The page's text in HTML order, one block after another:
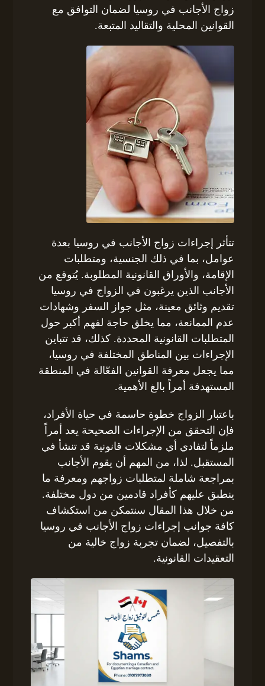
زواج الأجانب في روسيا لضمان التوافق مع
القوانين المحلية والتقاليد المتبعة.
تتأثر إجراءات زواج الأجانب في روسيا بعدة
عوامل، بما في ذلك الجنسية، ومتطلبات
الإقامة، والأوراق القانونية المطلوبة. يُتوقع من
الأجانب الذين يرغبون في الزواج في روسيا
تقديم وثائق معينة، مثل جواز السفر وشهادات
عدم الممانعة، مما يخلق حاجة لفهم أكبر حول
المتطلبات القانونية المحددة. كذلك، قد تتباين
الإجراءات بين المناطق المختلفة في روسيا،
مما يجعل معرفة القوانين الفعّالة في المنطقة
المستهدفة أمراً بالغ الأهمية.
باعتبار الزواج خطوة حاسمة في حياة الأفراد،
فإن التحقق من الإجراءات الصحيحة يعد أمراً
ملزماً لتفادي أي مشكلات قانونية قد تنشأ في
المستقبل. لذا، من المهم أن يقوم الأجانب
بمراجعة شاملة لمتطلبات زواجهم ومعرفة ما
ينطبق عليهم كأفراد قادمين من دول مختلفة.
من خلال هذا المقال سنتمكن من استكشاف
كافة جوانب إجراءات زواج الأجانب في روسيا
بالتفصيل، لضمان تجربة زواج خالية من
التعقيدات القانونية.